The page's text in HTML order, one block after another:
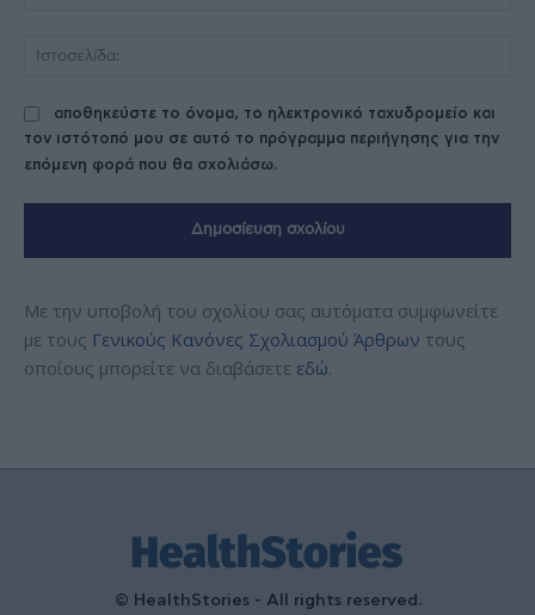
αποθηκεύστε το όνομα, το ηλεκτρονικό ταχυδρομείο και
τον ιστότοπό μου σε αυτό το πρόγραμμα περιήγησης για την
επόμενη φορά που θα σχολιάσω.
Με την υποβολή του σχολίου σας αυτόματα συμφωνείτε
με τους Γενικούς Κανόνες Σχολιασμού Άρθρων τους
οποίους μπορείτε να διαβάσετε εδώ.
© HealthStories - All rights reserved.